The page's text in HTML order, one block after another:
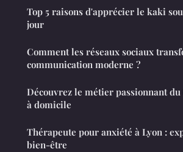
Top 5 raisons d'apprécier le kaki
jour
Comment les réseaux sociaux
communication moderne ?
Découvrez le métier passionnant du
à domicile
Thérapeute pour anxiété à Lyon :
bien-être